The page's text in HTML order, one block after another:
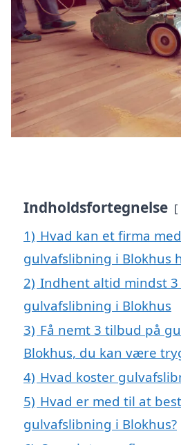
Indholdsfortegnelse
1) Hvad kan et firma
gulvafslibning i Blokhus
2) Indhent altid mindst
gulvafslibning i Blokhus
3) Få nemt 3 tilbud på
Blokhus, du kan være
4) Hvad koster
5) Hvad er med til at
gulvafslibning i Blokhus?